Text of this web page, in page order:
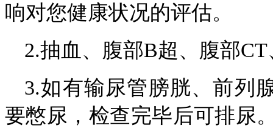
响对您健康状况的评估。
2.抽血、腹部B超、腹部
3.如有输尿管膀胱、前列
要憋尿，检查完毕后可排尿